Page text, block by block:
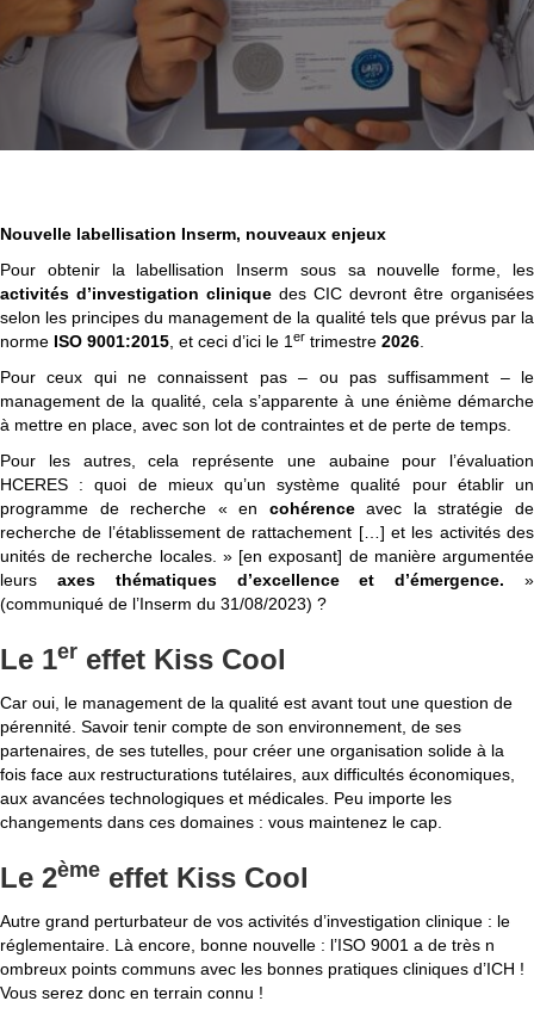
Nouvelle labellisation Inserm, nouveaux enjeux
Pour obtenir la labellisation Inserm sous sa nouvelle forme, les
activités d’investigation clinique des CIC devront être organisées
selon les principes du management de la qualité tels que prévus par la
norme ISO 9001:2015, et ceci d’ici le 1er trimestre 2026.
Pour ceux qui ne connaissent pas – ou pas suffisamment – le
management de la qualité, cela s’apparente à une énième démarche
à mettre en place, avec son lot de contraintes et de perte de temps.
Pour les autres, cela représente une aubaine pour l’évaluation
HCERES : quoi de mieux qu’un système qualité pour établir un
programme de recherche « en cohérenceavec la stratégie de
recherche de l’établissement de rattachement […] et les activités des
unités de recherche locales. » [en exposant] de manière argumentée
leurs axes thématiques d’excellence et d’émergence. »
(communiqué de l’Inserm du 31/08/2023) ?
Le 1er effet Kiss Cool
Car oui, le management de la qualité est avant tout une question de
pérennité. Savoir tenir compte de son environnement, de ses
partenaires, de ses tutelles, pour créer une organisation solide à la
fois face aux restructurations tutélaires, aux difficultés économiques,
aux avancées technologiques et médicales. Peu importe les
changements dans ces domaines : vous maintenez le cap.
Le 2ème effet Kiss Cool
Autre grand perturbateur de vos activités d’investigation clinique : le
réglementaire. Là encore, bonne nouvelle : l’ISO 9001 a de très n
ombreux points communs avec les bonnes pratiques cliniques d’ICH !
Vous serez donc en terrain connu !